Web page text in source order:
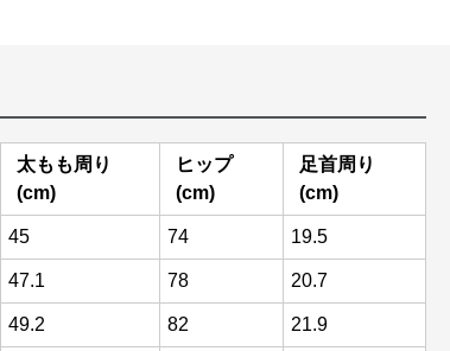
太もも周り
(cm)
ヒップ
(cm)
足首周り
(cm)
45 74 19.5
47.1 78 20.7
49.2 82 21.9